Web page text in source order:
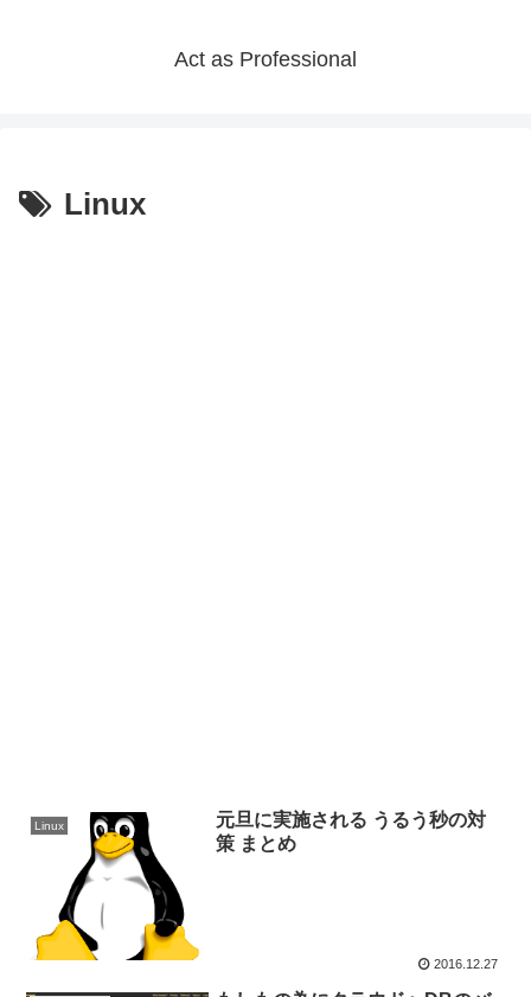
Act as Professional
Linux
Linux
元旦に実施される うるう秒の対
策 まとめ
2016.12.27